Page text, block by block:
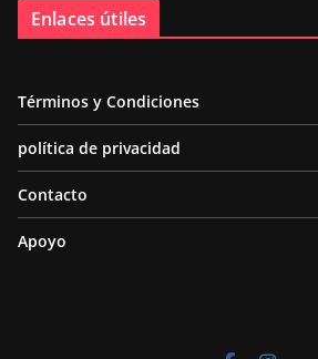
Enlaces útiles
Términos y Condiciones
política de privacidad
Contacto
Apoyo